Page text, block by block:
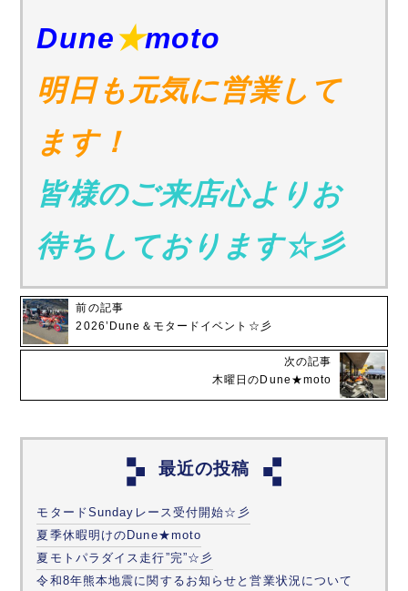
Dune★moto
明日も元気に営業して
ます！
皆様のご来店心よりお
待ちしております☆彡
前の記事
2026’Dune＆モタードイベント☆彡
次の記事
木曜日のDune★moto
最近の投稿
モタードSundayレース受付開始☆彡
夏季休暇明けのDune★moto
夏モトパラダイス走行”完”☆彡
令和8年熊本地震に関するお知らせと営業状況について